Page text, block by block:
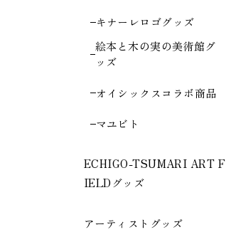
キナーレロゴグッズ
絵本と木の実の美術館グ
ッズ
オイシックスコラボ商品
マユビト
ECHIGO-TSUMARI ART F
IELDグッズ
アーティストグッズ